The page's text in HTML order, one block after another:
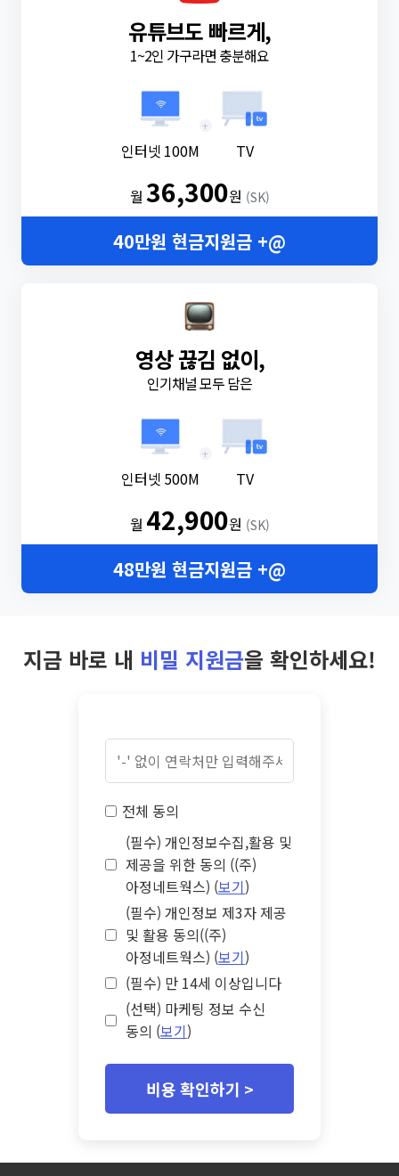
유튜브도 빠르게,
1~2인 가구라면 충분해요
인터넷 100M
+
TV
월36,300원 (SK)
40만원 현금지원금 +@
영상 끊김 없이,
인기채널 모두 담은
인터넷 500M
+
TV
월 42,900원 (SK)
48만원 현금지원금 +@
지금 바로 내 비밀 지원금을 확인하세요!
전체 동의
(필수) 개인정보수집,활용 및
제공을 위한 동의 ((주)
아정네트웍스) (보기)
(필수) 개인정보 제3자 제공
및 활용 동의((주)
아정네트웍스) (보기)
(필수) 만 14세 이상입니다
(선택) 마케팅 정보 수신
동의 (보기)
비용 확인하기 >